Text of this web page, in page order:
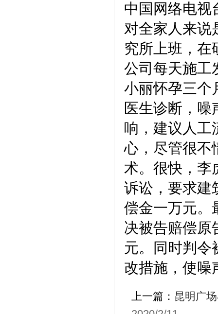
中国网络电视
对全家人来说
究所上班，在
公司每天施工
小丽怀孕三个
医生诊断，
响，建议人工
心，尽管很不
术。 很快，李
诉讼，要求建
偿金一万元。
决被告赔偿原
元。同时判令
改措施，使噪
上一篇： 昆明广